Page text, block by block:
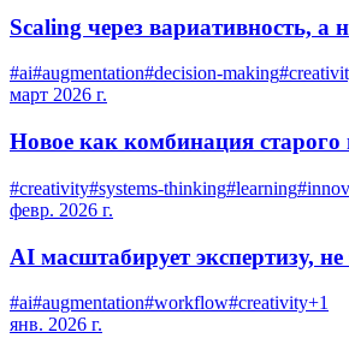
Scaling через вариативность, а
#ai#augmentation#decision-making#
март 2026 г.
Новое как комбинация старого
#creativity#systems-thinking#learning#
февр. 2026 г.
AI масштабирует экспертизу, не
#ai#augmentation#workflow#creativity+1
янв. 2026 г.